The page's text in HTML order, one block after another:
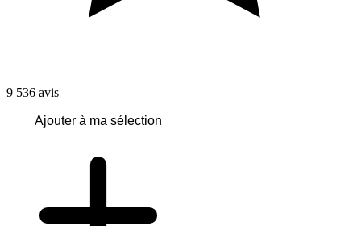
9 536 avis
Ajouter à ma sélection